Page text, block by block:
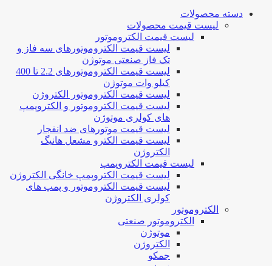
دسته محصولات
لیست قیمت محصولات
لیست قیمت الکتروموتور
لیست قیمت الکتروموتورهای سه فاز و
تک فاز صنعتی موتوژن
لیست قیمت الکتروموتورهای 2.2 تا 400
کیلو وات موتوژن
لیست قیمت الکتروموتور الکتروژن
لیست قیمت الکتروموتور و الکتروپمپ
های کولری موتوژن
لیست قیمت موتورهای ضد انفجار
لیست قیمت الکترو مشعل هانیگ
الکتروژن
لیست قیمت الکتروپمپ
لیست قیمت الکتروپمپ خانگی الکتروژن
لیست قیمت الکتروموتور و پمپ های
کولری الکتروژن
الکتروموتور
الکتروموتور صنعتی
موتوژن
الکتروژن
جمکو